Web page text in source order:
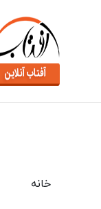
خانه